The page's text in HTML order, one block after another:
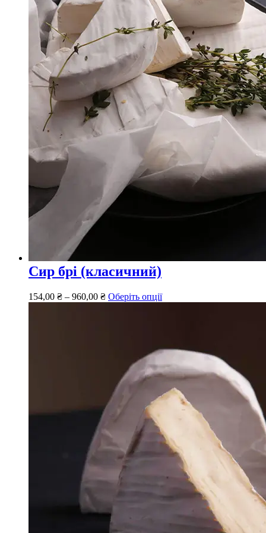
Сир брі (класичний)
154,00 ₴ – 960,00 ₴ Оберіть опції